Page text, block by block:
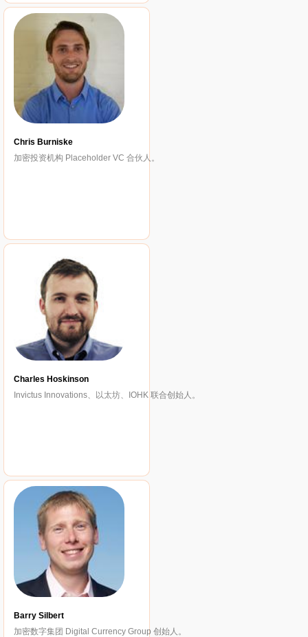
Chris Burniske
加密投资机构 Placeholder VC 合伙人。
Charles Hoskinson
Invictus Innovations、以太坊、IOHK 联合创始人。
Barry Silbert
加密数字集团 Digital Currency Group 创始人。